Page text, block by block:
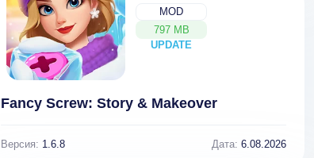
MOD
797 MB
UPDATE
NEW
Fancy Screw: Story & Makeover
Версия: 1.6.8 Дата: 6.08.2026